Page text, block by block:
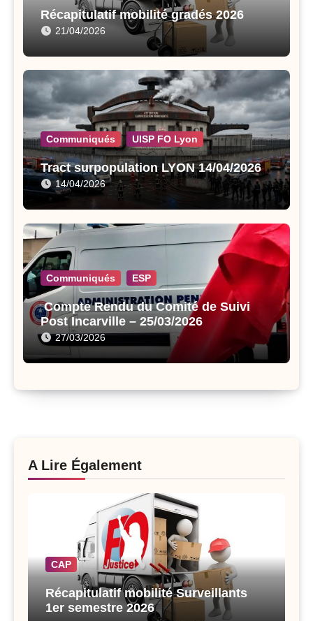
Récapitulatif mobilité gradés 2026
21/04/2026
Communiqués UISP FO Lyon
Tract surpopulation LYON 14/04/2026
14/04/2026
Communiqués ESP
Compte Rendu du Comité de Suivi
Post Incarville – 25/03/2026
27/03/2026
A Lire Également
CAP
Récapitulatif mobilité Surveillants
1er semestre 2026